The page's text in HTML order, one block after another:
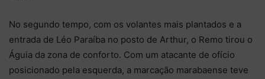
No segundo tempo, com os volantes mais plantados e a
entrada de Léo Paraíba no posto de Arthur, o Remo tirou o
Águia da zona de conforto. Com um atacante de ofício
posicionado pela esquerda, a marcação marabaense teve